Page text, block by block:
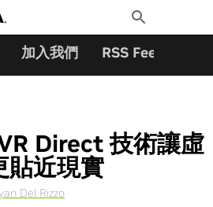
Toggle
Search
加入我們 RSS Feeds
Direct 技術讓虛
貼近現實
Del Rizzo